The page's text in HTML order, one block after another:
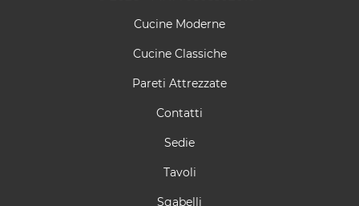
Cucine Moderne
Cucine Classiche
Pareti Attrezzate
Contatti
Sedie
Tavoli
Sgabelli